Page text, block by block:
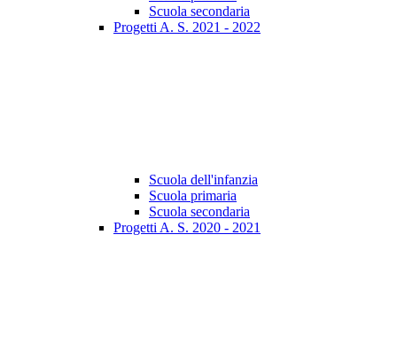
Scuola secondaria
Progetti A. S. 2021 - 2022
Scuola dell'infanzia
Scuola primaria
Scuola secondaria
Progetti A. S. 2020 - 2021